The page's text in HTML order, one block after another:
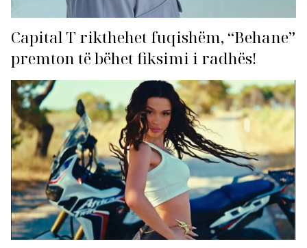
Capital T rikthehet fuqishëm, “Behane”
premton të bëhet fiksimi i radhës!